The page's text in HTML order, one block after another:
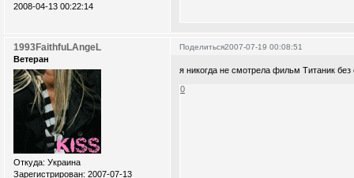
2008-04-13 00:22:14
Поделиться2007-07-19 00:08:51
1993FaithfuLAngeL
Ветеран
Откуда: Украина
Зарегистрирован: 2007-07-13
я никогда не смотрела фильм Титаник без
0